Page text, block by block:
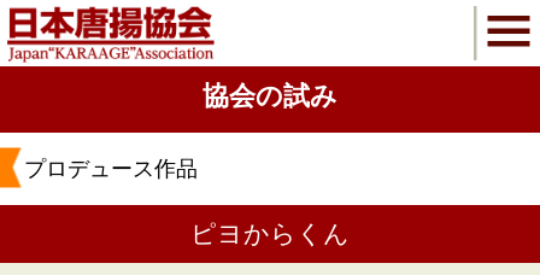
協会の試み
プロデュース作品
ピヨからくん